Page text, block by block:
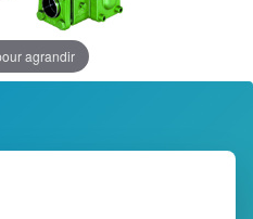
agrandir